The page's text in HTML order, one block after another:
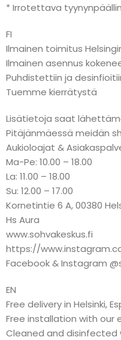
* Irrotettava
FI
Ilmainen toimitus
Ilmainen asennus
Puhdistettiin ja
Tuemme kierrätystä
Lisätietoja saat
Pitäjänmäessä meidän
Aukioloajat &
Ma-Pe: 10.00 – 18.00
La: 11.00 – 18.00
Su: 12.00 – 17.00
Kornetintie 6 A, 00380
Hs Aura
www.sohvakeskus.fi
https://
Facebook & Instagram
EN
Free delivery in Helsinki,
Free installation with our
Cleaned and disinfected